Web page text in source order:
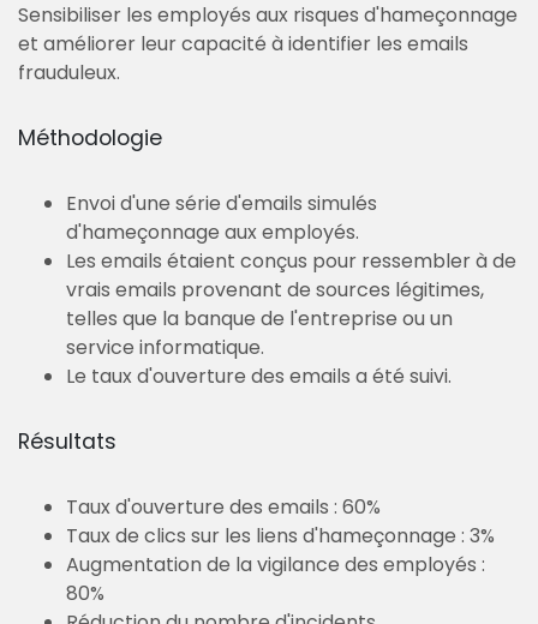
Sensibiliser les employés aux risques d'hameçonnage
et améliorer leur capacité à identifier les emails
frauduleux.
Méthodologie
Envoi d'une série d'emails simulés
d'hameçonnage aux employés.
Les emails étaient conçus pour ressembler à de
vrais emails provenant de sources légitimes,
telles que la banque de l'entreprise ou un
service informatique.
Le taux d'ouverture des emails a été suivi.
Résultats
Taux d'ouverture des emails : 60%
Taux de clics sur les liens d'hameçonnage : 3%
Augmentation de la vigilance des employés :
80%